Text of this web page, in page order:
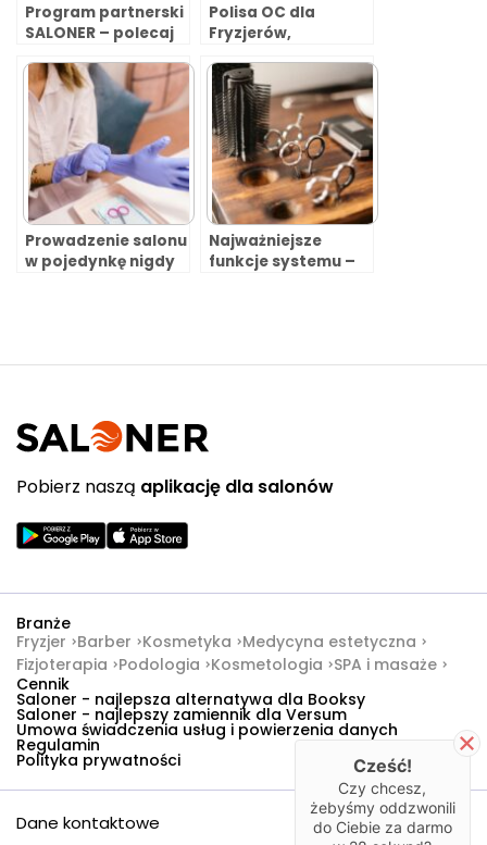
Program partnerski
SALONER – polecaj
Polisa OC dla
Fryzjerów,
i Trychologów.
Czy warto?
Prowadzenie salonu
w pojedynkę nigdy
Najważniejsze
funkcje systemu –
Pobierz naszą aplikację dla salonów
Branże
Fryzjer Barber Kosmetyka Medycyna estetyczna
Fizjoterapia Podologia Kosmetologia SPA i masaże
Cennik
Saloner - najlepsza alternatywa dla Booksy
Saloner - najlepszy zamiennik dla Versum
Umowa świadczenia usług i powierzenia danych
Regulamin
Polityka prywatności
Dane kontaktowe
Cześć!
Czy chcesz,
żebyśmy oddzwonili
do Ciebie za darmo